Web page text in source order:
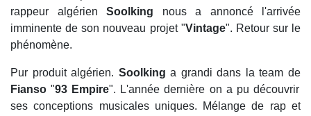
rappeur algérien Soolking nous a annoncé l'arrivée
imminente de son nouveau projet "Vintage". Retour sur le
phénomène.
Pur produit algérien. Soolking a grandi dans la team de
Fianso "93 Empire". L'année dernière on a pu découvrir
ses conceptions musicales uniques. Mélange de rap et